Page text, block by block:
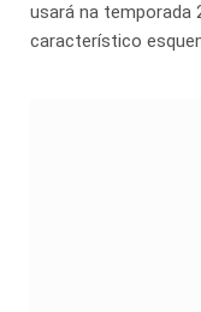
usará na temporada
característico